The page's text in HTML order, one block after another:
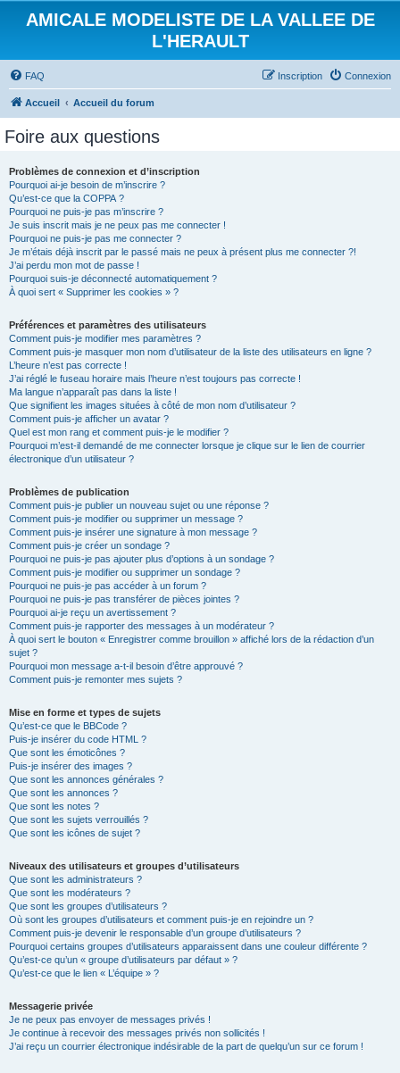
AMICALE MODELISTE DE LA VALLEE DE
L'HERAULT
FAQ Connexion
Inscription
Accueil Accueil du forum
Foire aux questions
Problèmes de connexion et d’inscription
Pourquoi ai-je besoin de m’inscrire ?
Qu’est-ce que la COPPA ?
Pourquoi ne puis-je pas m’inscrire ?
Je suis inscrit mais je ne peux pas me connecter !
Pourquoi ne puis-je pas me connecter ?
Je m’étais déjà inscrit par le passé mais ne peux à présent plus me connecter ?!
J’ai perdu mon mot de passe !
Pourquoi suis-je déconnecté automatiquement ?
À quoi sert « Supprimer les cookies » ?
Préférences et paramètres des utilisateurs
Comment puis-je modifier mes paramètres ?
Comment puis-je masquer mon nom d’utilisateur de la liste des utilisateurs en ligne ?
L’heure n’est pas correcte !
J’ai réglé le fuseau horaire mais l’heure n’est toujours pas correcte !
Ma langue n’apparaît pas dans la liste !
Que signifient les images situées à côté de mon nom d’utilisateur ?
Comment puis-je afficher un avatar ?
Quel est mon rang et comment puis-je le modifier ?
Pourquoi m’est-il demandé de me connecter lorsque je clique sur le lien de courrier
électronique d’un utilisateur ?
Problèmes de publication
Comment puis-je publier un nouveau sujet ou une réponse ?
Comment puis-je modifier ou supprimer un message ?
Comment puis-je insérer une signature à mon message ?
Comment puis-je créer un sondage ?
Pourquoi ne puis-je pas ajouter plus d’options à un sondage ?
Comment puis-je modifier ou supprimer un sondage ?
Pourquoi ne puis-je pas accéder à un forum ?
Pourquoi ne puis-je pas transférer de pièces jointes ?
Pourquoi ai-je reçu un avertissement ?
Comment puis-je rapporter des messages à un modérateur ?
À quoi sert le bouton « Enregistrer comme brouillon » affiché lors de la rédaction d’un
sujet ?
Pourquoi mon message a-t-il besoin d’être approuvé ?
Comment puis-je remonter mes sujets ?
Mise en forme et types de sujets
Qu’est-ce que le BBCode ?
Puis-je insérer du code HTML ?
Que sont les émoticônes ?
Puis-je insérer des images ?
Que sont les annonces générales ?
Que sont les annonces ?
Que sont les notes ?
Que sont les sujets verrouillés ?
Que sont les icônes de sujet ?
Niveaux des utilisateurs et groupes d’utilisateurs
Que sont les administrateurs ?
Que sont les modérateurs ?
Que sont les groupes d’utilisateurs ?
Où sont les groupes d’utilisateurs et comment puis-je en rejoindre un ?
Comment puis-je devenir le responsable d’un groupe d’utilisateurs ?
Pourquoi certains groupes d’utilisateurs apparaissent dans une couleur différente ?
Qu’est-ce qu’un « groupe d’utilisateurs par défaut » ?
Qu’est-ce que le lien « L’équipe » ?
Messagerie privée
Je ne peux pas envoyer de messages privés !
Je continue à recevoir des messages privés non sollicités !
J’ai reçu un courrier électronique indésirable de la part de quelqu’un sur ce forum !